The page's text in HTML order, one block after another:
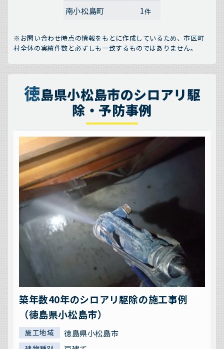
南小松島町 1件
※お問い合わせ時点の情報をもとに作成しているため、市区町
村全体の実績件数と必ずしも一致するものではありません。
徳島県小松島市のシロアリ駆
除・予防事例
築年数40年のシロアリ駆除の施工事例
（徳島県小松島市）
施工地域 徳島県小松島市